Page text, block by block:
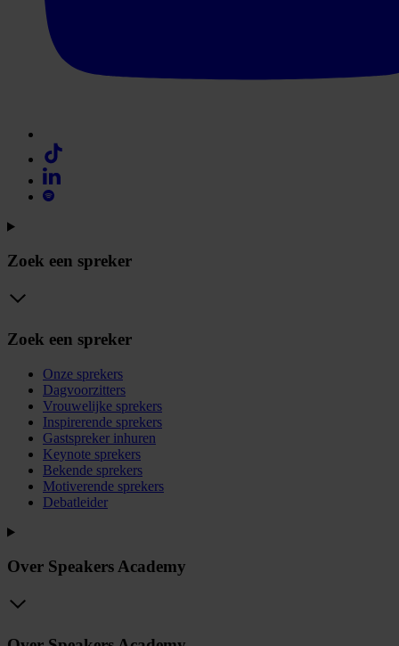
Zoek een spreker
Zoek een spreker
Onze sprekers
Dagvoorzitters
Vrouwelijke sprekers
Inspirerende sprekers
Gastspreker inhuren
Keynote sprekers
Bekende sprekers
Motiverende sprekers
Debatleider
Over Speakers Academy